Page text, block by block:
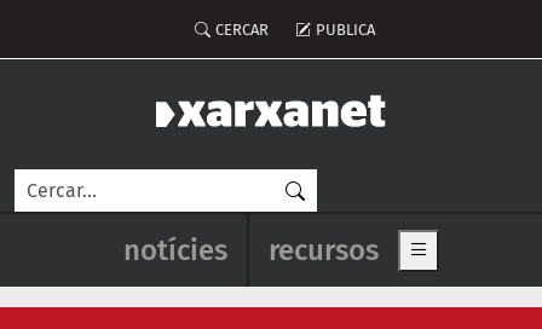
Menú del compte d'usuari
CERCAR PUBLICA
Cerca
Navegació principal de
notícies recursos Show main